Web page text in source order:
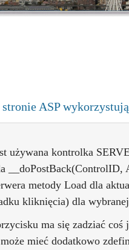
stronie ASP
używana kontrolka
__doPostBack(ControlID,
metody Load dla
kliknięcia) dla
ma się zadziać coś
mieć dodatkowo